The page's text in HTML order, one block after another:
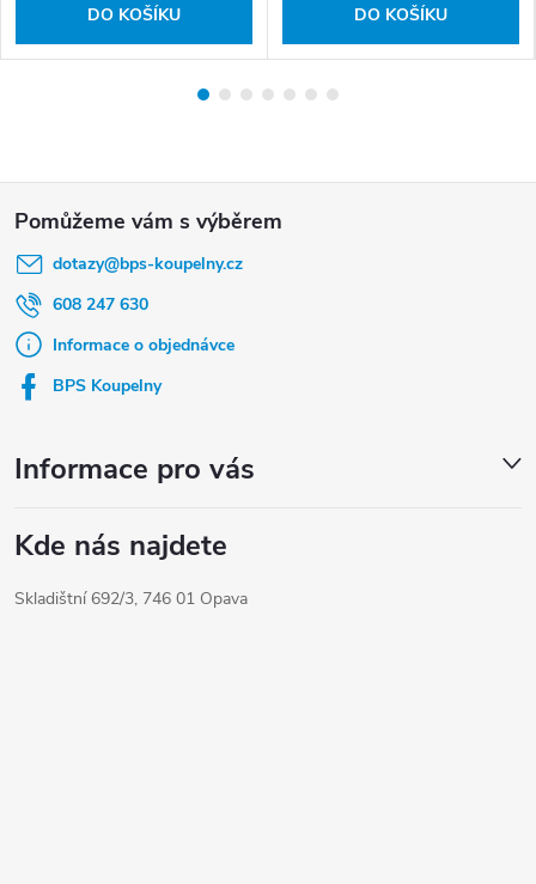
DO KOŠÍKU DO KOŠÍKU
dotazy@bps-koupelny.cz
608 247 630
Informace o objednávce
BPS Koupelny
Informace pro vás
Kde nás najdete
Skladištní 692/3, 746 01 Opava